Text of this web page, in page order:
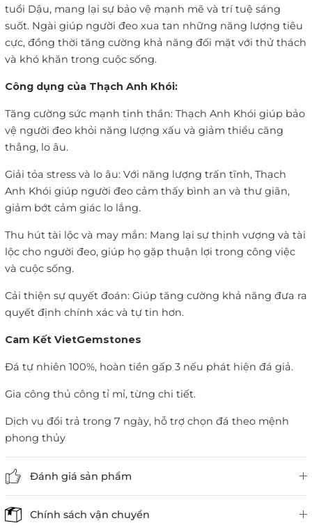
tuổi Dậu, mang lại sự bảo vệ mạnh mẽ và trí tuệ sáng
suốt. Ngài giúp người đeo xua tan những năng lượng tiêu
cực, đồng thời tăng cường khả năng đối mặt với thử thách
và khó khăn trong cuộc sống.
Công dụng của Thạch Anh Khói:
Tăng cường sức mạnh tinh thần: Thạch Anh Khói giúp bảo
vệ người đeo khỏi năng lượng xấu và giảm thiểu căng
thẳng, lo âu.
Giải tỏa stress và lo âu: Với năng lượng trấn tĩnh, Thạch
Anh Khói giúp người đeo cảm thấy bình an và thư giãn,
giảm bớt cảm giác lo lắng.
Thu hút tài lộc và may mắn: Mang lại sự thịnh vượng và tài
lộc cho người đeo, giúp họ gặp thuận lợi trong công việc
và cuộc sống.
Cải thiện sự quyết đoán: Giúp tăng cường khả năng đưa ra
quyết định chính xác và tự tin hơn.
Cam Kết VietGemstones
Đá tự nhiên 100%, hoàn tiền gấp 3 nếu phát hiện đá giả.
Gia công thủ công tỉ mỉ, từng chi tiết.
Dịch vụ đổi trả trong 7 ngày, hỗ trợ chọn đá theo mệnh
phong thủy
Đánh giá sản phẩm
Chính sách vận chuyển